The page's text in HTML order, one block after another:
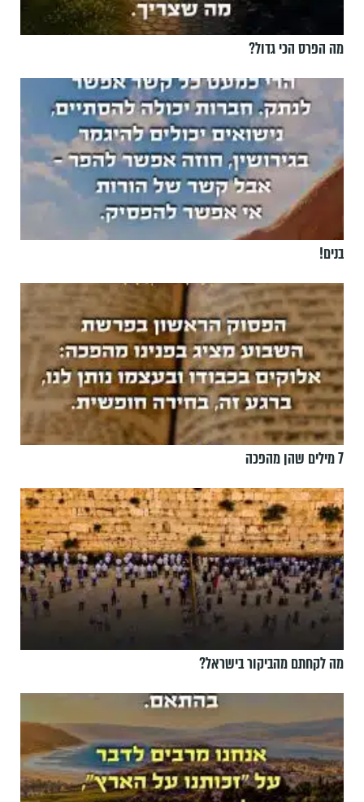
מה הפרס הכי גדול?
בנים!
7 מילים שהן מהפכה
מה לקחתם מהביקור בישראל?